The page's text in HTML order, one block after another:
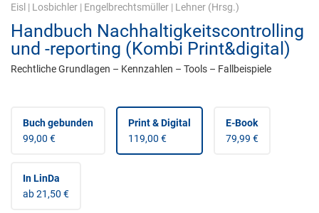
Eisl | Losbichler | Engelbrechtsmüller | Lehner (Hrsg.)
Handbuch Nachhaltigkeitscontrolling
und -reporting (Kombi Print&digital)
Rechtliche Grundlagen – Kennzahlen – Tools – Fallbeispiele
Buch gebunden
99,00 €
Print & Digital
119,00 €
E-Book
79,99 €
In LinDa
ab 21,50 €